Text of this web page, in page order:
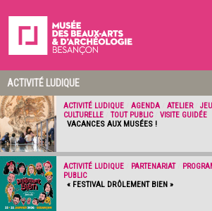
ACTIVITÉ LUDIQUE
ACTIVITÉ LUDIQUE AGENDA ATELIER/
CULTURELLE
TOUT PUBLIC/ VISITE GUIDÉE
VACANCES AUX MUSÉES !
ACTIVITÉ LUDIQUE PARTENARIAT/
PUBLIC
« FESTIVAL DRÔLEMENT BIEN »